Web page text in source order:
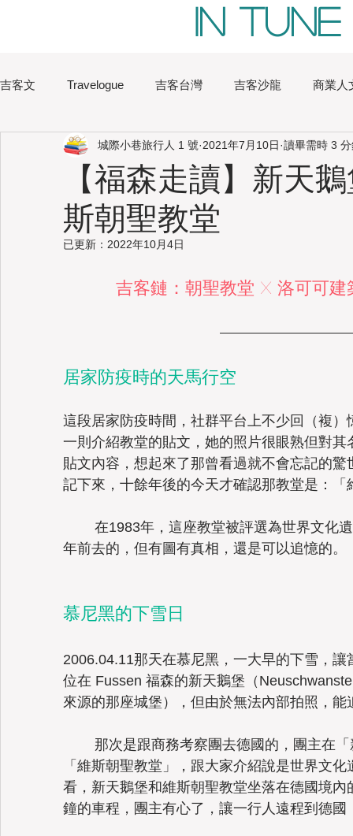
In
吉客文 Travelogue 吉客台灣 吉客沙龍 商業人
Chi Hsu Water Lin Australia Boston
Heritage Hong Kong Hsinchu
【福森走讀】新天
斯朝聖教堂
城際小巷旅行人 1 號 2021年7月10日 讀畢需時 3
已更新： 2022年10月4日
吉客鏈：朝聖教堂 X 洛可可
居家防疫時的天馬行空
這段居家防疫時間，社群平台上不少回（複
一則介紹教堂的貼文，她的照片很眼熟但對
貼文內容，想起來了那曾看過就不會忘記的
記下來，十餘年後的今天才確認那教堂是：「
年前去的，但有圖有真相，還是可以追憶的。
慕尼黑的下雪日
2006.04.11那天在慕尼黑，一大早的下雪，
位在 Fussen 福森的新天鵝堡（
來源的那座城堡），但由於無法內部拍照，能
「維斯朝聖教堂」，跟大家介紹說是世界文
看，新天鵝堡和維斯朝聖教堂坐落在德國境
鐘的車程，團主有心了，讓一行人遠程到德